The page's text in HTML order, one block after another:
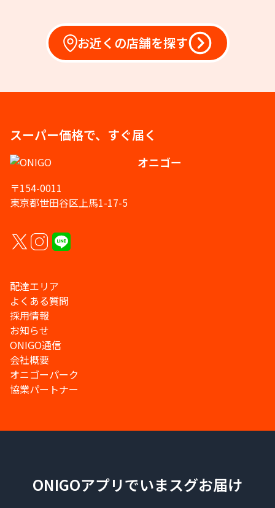
お近くの店舗を探す
スーパー価格で、すぐ届く
オニゴー
〒154-0011
東京都世田谷区上馬1-17-5
配達エリア
よくある質問
採用情報
お知らせ
ONIGO通信
会社概要
オニゴーパーク
協業パートナー
ONIGOアプリでいまスグお届け